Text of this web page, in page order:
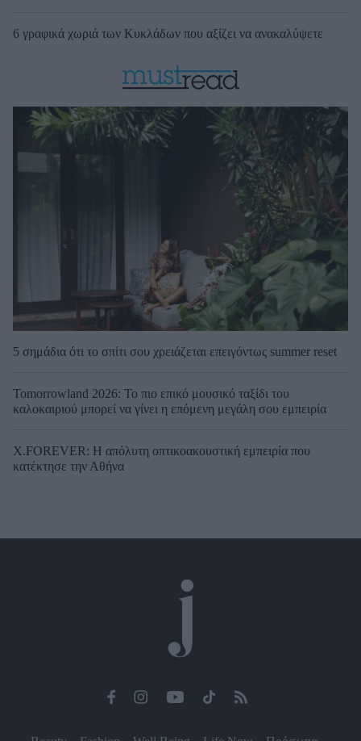
6 γραφικά χωριά των Κυκλάδων που αξίζει να ανακαλύψετε
5 σημάδια ότι το σπίτι σου χρειάζεται επειγόντως summer reset
Tomorrowland 2026: Το πιο επικό μουσικό ταξίδι του
καλοκαιριού μπορεί να γίνει η επόμενη μεγάλη σου εμπειρία
X.FOREVER: Η απόλυτη οπτικοακουστική εμπειρία που
κατέκτησε την Αθήνα